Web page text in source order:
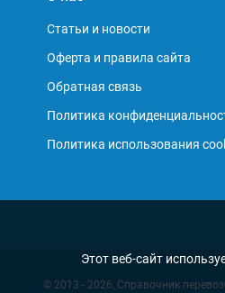
Статьи и новости
Оферта и правила сайта
Обратная связь
Политика
Политика использования
© 2013 - 2026, Справочник
Этот веб-сайт